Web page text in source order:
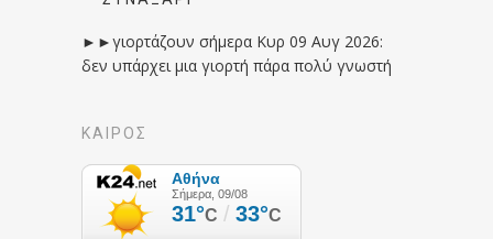
►►γιορτάζουν σήμερα Κυρ 09 Αυγ 2026:
δεν υπάρχει μια γιορτή πάρα πολύ γνωστή
ΚΑΙΡΟΣ